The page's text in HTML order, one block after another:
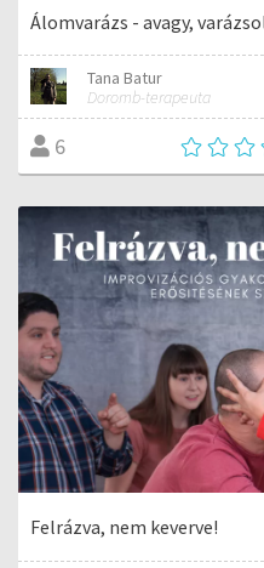
Álomvarázs - avagy,
Tana Batur
Doromb-terapeuta
6
Felrázva, nem keverve!